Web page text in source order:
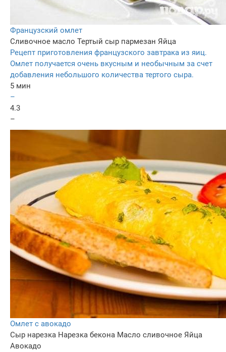
Французский омлет
Сливочное масло Тертый сыр пармезан Яйца
Рецепт приготовления французского завтрака из яиц.
Омлет получается очень вкусным и необычным за счет
добавления небольшого количества тертого сыра.
5 мин
–
4.3
–
Омлет с авокадо
Сыр нарезка Нарезка бекона Масло сливочное Яйца
Авокадо